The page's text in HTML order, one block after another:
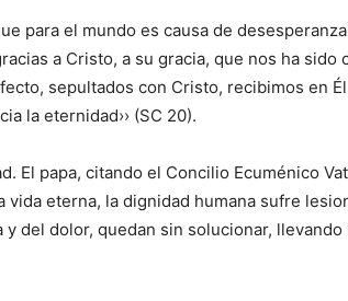
para el mundo es causa de
a Cristo, a su gracia, que nos ha sido
sepultados con Cristo, recibimos en
la eternidad›› (SC 20).
El papa, citando el Concilio Ecuménico
eterna, la dignidad humana sufre
del dolor, quedan sin solucionar,